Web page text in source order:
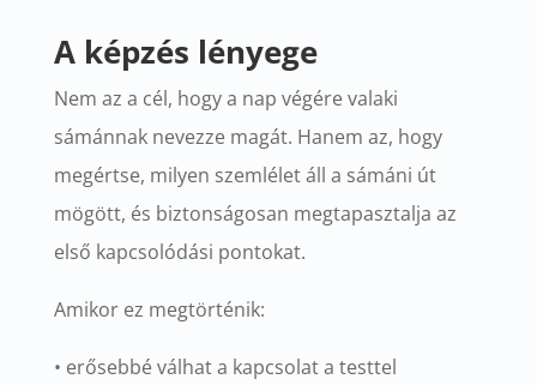
A képzés lényege
Nem az a cél, hogy a nap végére valaki
sámánnak nevezze magát. Hanem az, hogy
megértse, milyen szemlélet áll a sámáni út
mögött, és biztonságosan megtapasztalja az
első kapcsolódási pontokat.
Amikor ez megtörténik:
• erősebbé válhat a kapcsolat a testtel